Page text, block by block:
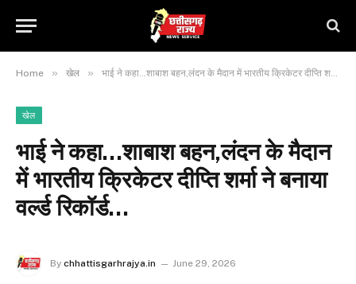
Home » खेल » भाई ने कहा…शाबाश बहन,लंदन के मैदान में भारतीय क्रिकेटर दीप्ति शर्मा ने बनाया वर्ल्ड रिकॉर्ड…
खेल
भाई ने कहा…शाबाश बहन,लंदन के मैदान
में भारतीय क्रिकेटर दीप्ति शर्मा ने बनाया
वर्ल्ड रिकॉर्ड…
By chhattisgarhrajya.in June 29, 2026